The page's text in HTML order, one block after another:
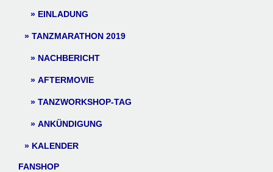
EINLADUNG
TANZMARATHON 2019
NACHBERICHT
AFTERMOVIE
TANZWORKSHOP-TAG
ANKÜNDIGUNG
KALENDER
FANSHOP